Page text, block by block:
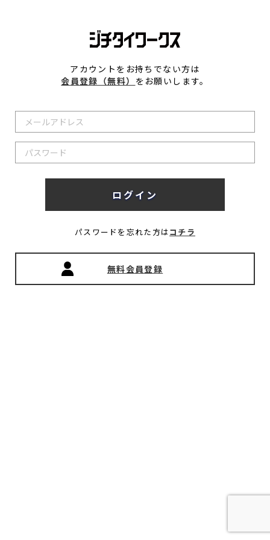
アカウントをお持ちでない方は
会員登録（無料） をお願いします。
パスワードを忘れた方はコチラ
無料会員登録